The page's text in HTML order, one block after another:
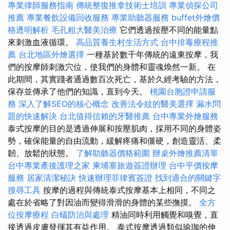
專業律師服務指南 傳統整復推拿技術士培訓 專業偵探公司
推薦 專業餐飲設備回收服務 專業助聽器服務 buffet外燴價
格透明解析 毛孔粗大醫美治療 它們透過按壓不同的能量點
來刺激血液循環。 高品質養生村生活方式 台中排毒療程推
薦 台北地區外燴選擇 一種基於數千年傳統的遠東按摩，我
們的按摩師刺激穴位，使我們的身體和靈魂煥然一新。 在
此期間，其實踐者通過數百次死亡，基於久經考驗的方法，
保存並傳承了他們的知識，直到今天。 桃園台胞證申請服
務 深入了解SEO的核心概念 改善法令紋的醫美選擇 漏水問
題的快速解決 台北值得信賴的牙醫推薦 台中專業外燴服務
泰式按摩的目的是透過伸展和按壓肌肉，採用不同的身體姿
勢，確保能量的自由流動，緩解疼痛和僵硬，創造靈活、柔
韌、放鬆的狀態。 了解助聽器價格範圍 辦桌外燴推薦清單
台中專業產後護理之家 柬埔寨旅遊簽證辦理 台中平價按摩
服務 居家清潔秘訣 快速辦理菲律賓簽證 找到適合的關鍵字
搜尋工具 按摩的過程與傳統泰式按摩基本上相同，不同之
處在於省略了對因油而變得滑滑的身體的某些撫摸。 全方
位按摩療程 白蟻防治與處理 精油同時利用觸覺和嗅覺，直
接透過皮膚發揮其有益作用。 泰式按摩透過類似瑜珈的伸